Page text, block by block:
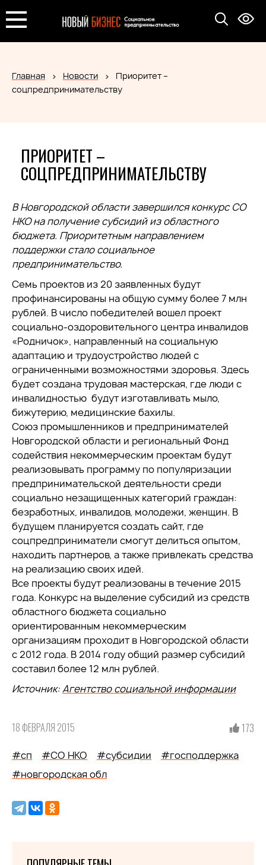
Главная Новости
Приоритет –
соцпредпринимательству
ПРИОРИТЕТ –
СОЦПРЕДПРИНИМАТЕЛЬСТВУ
В Новгородской области завершился конкурс СО
НКО на получение субсидий из областного
бюджета. Приоритетным направлением
поддержки стало социальное
предпринимательство.
Семь проектов из 20 заявленных будут
профинансированы на общую сумму более 7 млн
рублей. В число победителей вошел проект
социально-оздоровительного центра инвалидов
«Родничок», направленный на социальную
адаптацию и трудоустройство людей с
ограниченными возможностями здоровья. Здесь
будет создана трудовая мастерская, где люди с
инвалидностью будут изготавливать мыло,
бижутерию, медицинские бахилы.
Союз промышленников и предпринимателей
Новгородской области и региональный Фонд
содействия некоммерческим проектам будут
реализовывать программу по популяризации
предпринимательской деятельности среди
социально незащищенных категорий граждан:
безработных, инвалидов, молодежи, женщин. В
будущем планируется создать сайт, где
соцпредприниматели смогут делиться опытом,
находить партнеров, а также привлекать средства
на реализацию своих идей.
Все проекты будут реализованы в течение 2015
года. Конкурс на выделение субсидий из средств
областного бюджета социально
ориентированным некоммерческим
организациям проходит в Новгородской области
с 2012 года. В 2014 году общий размер субсидий
составил более 12 млн рублей.
Источник:Агентство социальной информации
18 ФЕВРАЛЯ 2015 173
#сп #СО НКО #субсидии
#господдержка
#новгородская обл